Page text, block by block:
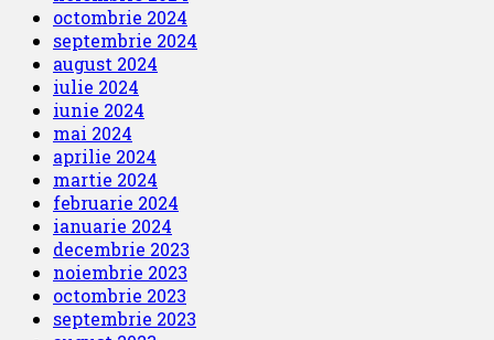
octombrie 2024
septembrie 2024
august 2024
iulie 2024
iunie 2024
mai 2024
aprilie 2024
martie 2024
februarie 2024
ianuarie 2024
decembrie 2023
noiembrie 2023
octombrie 2023
septembrie 2023